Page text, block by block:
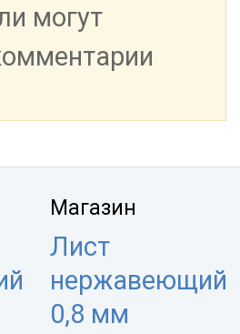
могут
Магазин
Лист
нержавеющий
0,8 мм